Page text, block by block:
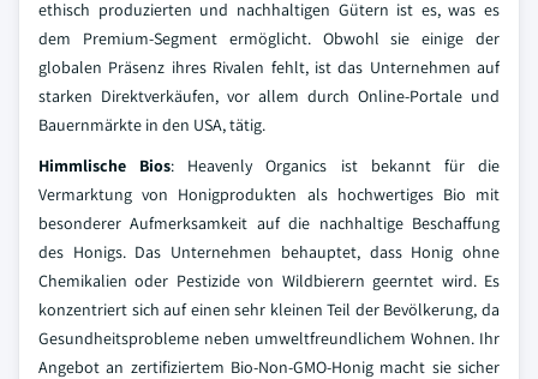
ethisch produzierten und nachhaltigen Gütern ist es, was es
dem Premium-Segment ermöglicht. Obwohl sie einige der
globalen Präsenz ihres Rivalen fehlt, ist das Unternehmen auf
starken Direktverkäufen, vor allem durch Online-Portale und
Bauernmärkte in den USA, tätig.
Himmlische Bios: Heavenly Organics ist bekannt für die
Vermarktung von Honigprodukten als hochwertiges Bio mit
besonderer Aufmerksamkeit auf die nachhaltige Beschaffung
des Honigs. Das Unternehmen behauptet, dass Honig ohne
Chemikalien oder Pestizide von Wildbierern geerntet wird. Es
konzentriert sich auf einen sehr kleinen Teil der Bevölkerung, da
Gesundheitsprobleme neben umweltfreundlichem Wohnen. Ihr
Angebot an zertifiziertem Bio-Non-GMO-Honig macht sie sicher